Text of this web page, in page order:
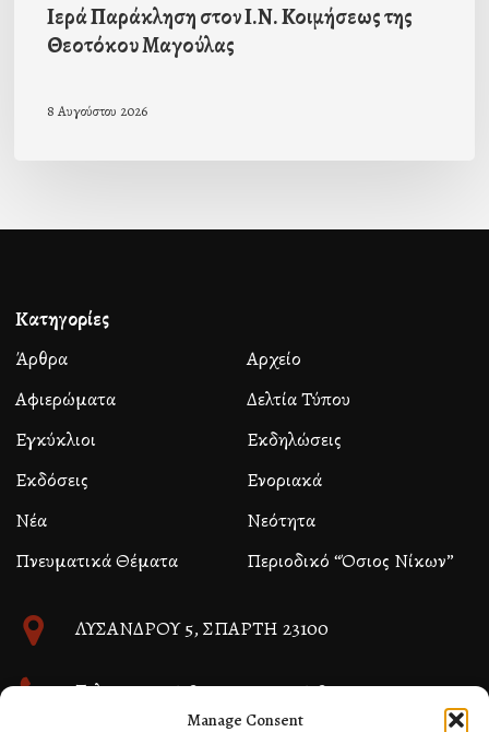
Manage Consent
Ιερά Παράκληση στον Ι.Ν. Κοιμήσεως της
Θεοτόκου Μαγούλας
8 Αυγούστου 2026
Κατηγορίες
Άρθρα
Αρχείο
Αφιερώματα
Δελτία Τύπου
Εγκύκλιοι
Εκδηλώσεις
Εκδόσεις
Ενοριακά
Νέα
Νεότητα
Πνευματικά Θέματα
Περιοδικό “Όσιος Νίκων”
ΛΥΣΑΝΔΡΟΥ 5, ΣΠΑΡΤΗ 23100
Τηλ. 27310 26580 και 27310 26581